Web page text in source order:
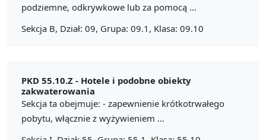
podziemne, odkrywkowe lub za pomocą ...
Sekcja B, Dział: 09, Grupa: 09.1, Klasa: 09.10
PKD 55.10.Z - Hotele i podobne obiekty
zakwaterowania
Sekcja ta obejmuje: - zapewnienie krótkotrwałego
pobytu, włącznie z wyżywieniem ...